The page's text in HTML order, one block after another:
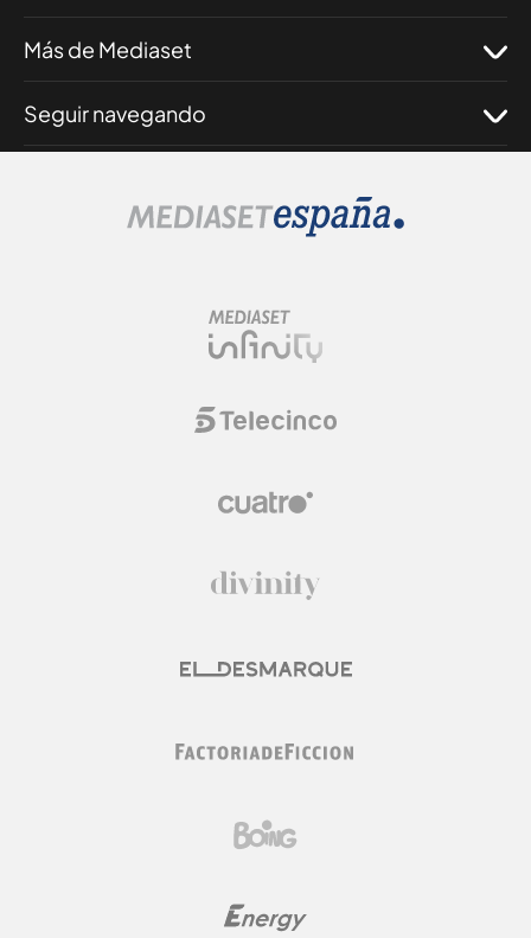
Más de Mediaset
Seguir navegando